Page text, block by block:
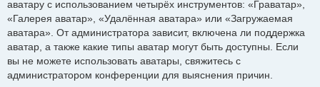
аватару с использованием четырёх инструментов: «Граватар»,
«Галерея аватар», «Удалённая аватара» или «Загружаемая
аватара». От администратора зависит, включена ли поддержка
аватар, а также какие типы аватар могут быть доступны. Если
вы не можете использовать аватары, свяжитесь с
администратором конференции для выяснения причин.